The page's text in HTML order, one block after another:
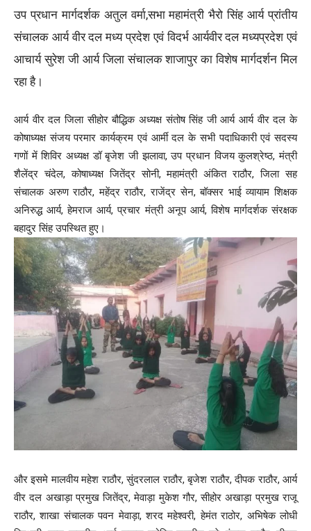
उप प्रधान मार्गदर्शक अतुल वर्मा,सभा महामंत्री भैरो सिंह आर्य प्रांतीय
संचालक आर्य वीर दल मध्य प्रदेश एवं विदर्भ आर्यवीर दल मध्यप्रदेश एवं
आचार्य सुरेश जी आर्य जिला संचालक शाजापुर का विशेष मार्गदर्शन मिल
रहा है।
आर्य वीर दल जिला सीहोर बौद्धिक अध्यक्ष संतोष सिंह जी आर्य आर्य वीर दल के
कोषाध्यक्ष संजय परमार कार्यक्रम एवं आर्मी दल के सभी पदाधिकारी एवं सदस्य
गणों में शिविर अध्यक्ष डॉ बृजेश जी झलावा, उप प्रधान विजय कुलश्रेष्ठ, मंत्री
शैलेंद्र चंदेल, कोषाध्यक्ष जितेंद्र सोनी, महामंत्री अंकित राठौर, जिला सह
संचालक अरुण राठौर, महेंद्र राठौर, राजेंद्र सेन, बॉक्सर भाई व्यायाम शिक्षक
अनिरुद्ध आर्य, हेमराज आर्य, प्रचार मंत्री अनूप आर्य, विशेष मार्गदर्शक संरक्षक
बहादुर सिंह उपस्थित हुए।
और इसमे मालवीय महेश राठौर, सुंदरलाल राठौर, बृजेश राठौर, दीपक राठौर, आर्य
वीर दल अखाड़ा प्रमुख जितेंद्र, मेवाड़ा मुकेश गौर, सीहोर अखाड़ा प्रमुख राजू
राठौर, शाखा संचालक पवन मेवाड़ा, शरद महेश्वरी, हेमंत राठोर, अभिषेक लोधी